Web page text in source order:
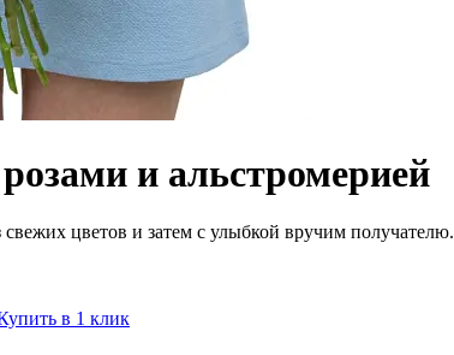
и альстромерией
свежих цветов и затем с улыбкой вручим получателю.
в 1 клик